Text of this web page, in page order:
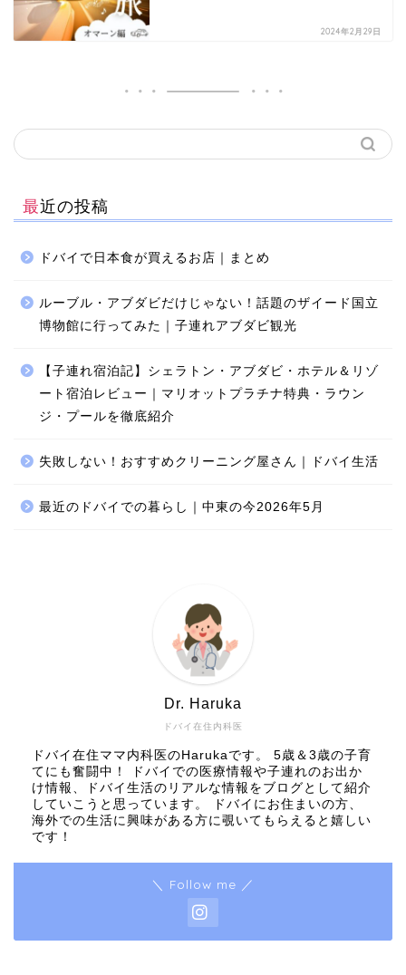
2024年2月29日
最近の投稿
ドバイで日本食が買えるお店｜まとめ
ルーブル・アブダビだけじゃない！話題のザイード国立
博物館に行ってみた｜子連れアブダビ観光
【子連れ宿泊記】シェラトン・アブダビ・ホテル＆リゾ
ート宿泊レビュー｜マリオットプラチナ特典・ラウン
ジ・プールを徹底紹介
失敗しない！おすすめクリーニング屋さん｜ドバイ生活
最近のドバイでの暮らし｜中東の今2026年5月
ドバイ在住内科医
Dr. Haruka
ドバイ在住ママ内科医のHarukaです。 5歳＆3歳の子育
てにも奮闘中！ ドバイでの医療情報や子連れのお出か
け情報、ドバイ生活のリアルな情報をブログとして紹介
していこうと思っています。 ドバイにお住まいの方、
海外での生活に興味がある方に覗いてもらえると嬉しい
です！
＼ Follow me ／